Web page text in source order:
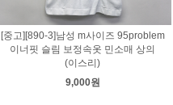
[중고][890-3]남성 m사이즈 95problem
이너핏 슬림 보정속옷 민소매 상의
(이스리)
9,000원